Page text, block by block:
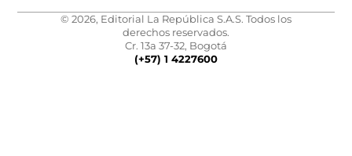
© 2026, Editorial La República S.A.S. Todos los
derechos reservados.
Cr. 13a 37-32, Bogotá
(+57) 1 4227600